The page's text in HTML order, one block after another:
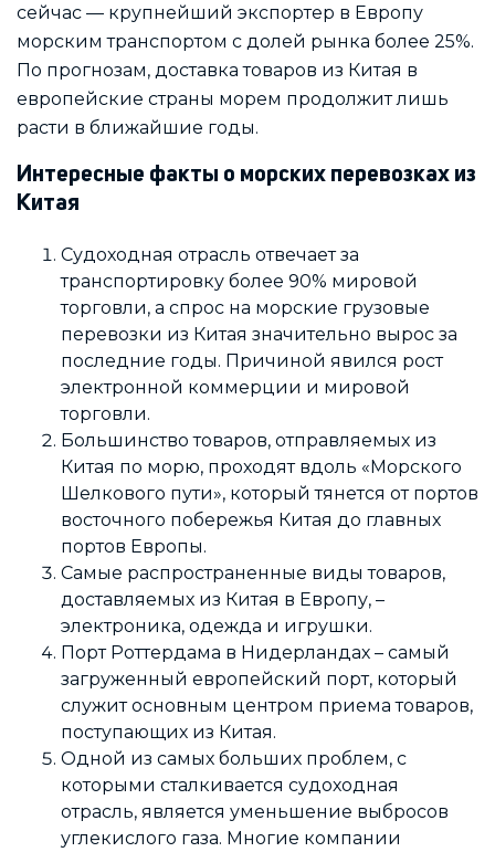
сейчас — крупнейший экспортер в Европу
морским транспортом с долей рынка более 25%.
По прогнозам, доставка товаров из Китая в
европейские страны морем продолжит лишь
расти в ближайшие годы.
Интересные факты о морских перевозках из
Китая
Судоходная отрасль отвечает за
транспортировку более 90% мировой
торговли, а спрос на морские грузовые
перевозки из Китая значительно вырос за
последние годы. Причиной явился рост
электронной коммерции и мировой
торговли.
Большинство товаров, отправляемых из
Китая по морю, проходят вдоль «Морского
Шелкового пути», который тянется от портов
восточного побережья Китая до главных
портов Европы.
Самые распространенные виды товаров,
доставляемых из Китая в Европу, –
электроника, одежда и игрушки.
Порт Роттердама в Нидерландах – самый
загруженный европейский порт, который
служит основным центром приема товаров,
поступающих из Китая.
Одной из самых больших проблем, с
которыми сталкивается судоходная
отрасль, является уменьшение выбросов
углекислого газа. Многие компании